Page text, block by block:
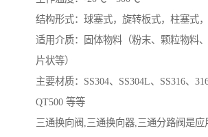
结构形式：球塞式，旋转板式，柱塞式
适用介质：固体物料（粉末、颗粒物料、
片状等）
主要材质：SS304、SS304L、SS316、
QT500 等等
三通换向阀,三通换向器,三通分路阀是应